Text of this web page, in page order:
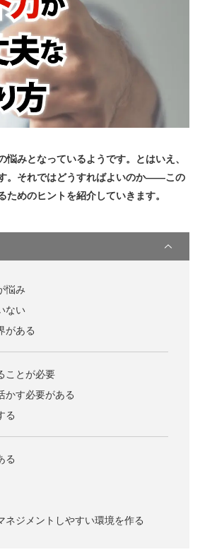
みとなっているようです。とはいえ、
。それではどうすればよいのか――この
めのヒントを紹介していきます。
悩み
ない
がある
ことが必要
かす必要がある
る
る
ジメントしやすい環境を作る